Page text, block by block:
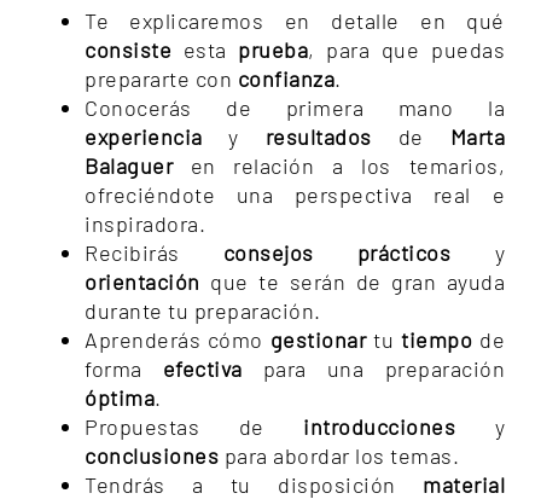
Te explicaremos en detalle en qué
consiste esta prueba, para que puedas
prepararte con confianza.
Conocerás de primera mano la
experienciay resultados de Marta
Balagueren relación a los temarios,
ofreciéndote una perspectiva real e
inspiradora.
Recibirás consejos prácticos y
orientación que te serán de gran ayuda
durante tu preparación.
Aprenderás cómo gestionartutiempo de
forma efectiva para una preparación
óptima.
Propuestas de introducciones y
conclusiones para abordar los temas.
Tendrás a tu disposición material